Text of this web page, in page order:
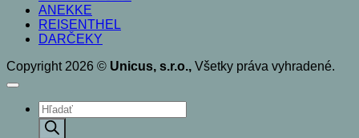
ANEKKE
REISENTHEL
DARČEKY
Copyright 2026 © Unicus, s.r.o., Všetky práva vyhradené.
Products
search